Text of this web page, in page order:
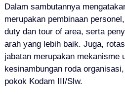
Dalam sambutannya
merupakan pembinaan
duty dan tour of area, serta
arah yang lebih baik. Juga,
jabatan merupakan mekanisme
kesinambungan roda
pokok Kodam III/Slw.